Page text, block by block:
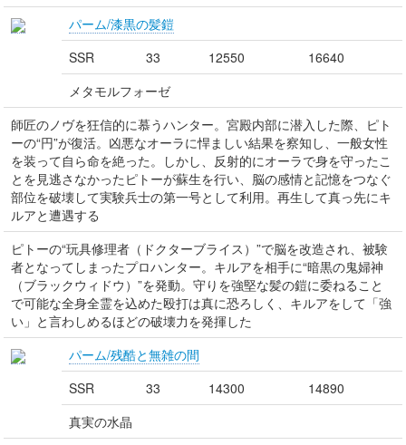
パーム/漆黒の髪鎧
SSR
33 12550
16640
メタモルフォーゼ
師匠のノヴを狂信的に慕うハンター。宮殿内部に潜入した際、ピト
ーの“円”が復活。凶悪なオーラに悍ましい結果を察知し、一般女性
を装って自ら命を絶った。しかし、反射的にオーラで身を守ったこ
とを見逃さなかったピトーが蘇生を行い、脳の感情と記憶をつなぐ
部位を破壊して実験兵士の第一号として利用。再生して真っ先にキ
ルアと遭遇する
ピトーの“玩具修理者（ドクターブライス）”で脳を改造され、被験
者となってしまったプロハンター。キルアを相手に“暗黒の鬼婦神
（ブラックウィドウ）”を発動。守りを強堅な髪の鎧に委ねること
で可能な全身全霊を込めた殴打は真に恐ろしく、キルアをして「強
い」と言わしめるほどの破壊力を発揮した
パーム/残酷と無雑の間
SSR
33 14300
14890
真実の水晶